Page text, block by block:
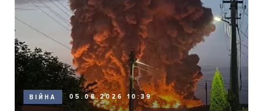
ВІЙНА 05.08.2026 10:39